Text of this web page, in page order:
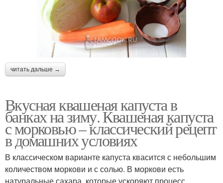
читать дальше →
Вкусная квашеная капуста в
банках на зиму. Квашеная капуста
с морковью – классический рецепт
в домашних условиях
В классическом варианте капуста квасится с небольшим
количеством моркови и с солью. В моркови есть